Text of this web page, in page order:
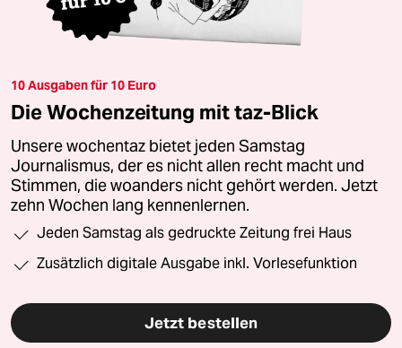
10 Ausgaben für 10 Euro
Die Wochenzeitung mit taz-Blick
Unsere wochentaz bietet jeden Samstag
Journalismus, der es nicht allen recht macht und
Stimmen, die woanders nicht gehört werden. Jetzt
zehn Wochen lang kennenlernen.
Jeden Samstag als gedruckte Zeitung frei Haus
Zusätzlich digitale Ausgabe inkl. Vorlesefunktion
Jetzt bestellen